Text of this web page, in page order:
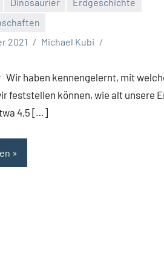
2021
Michael Kubi
haben kennengelernt, mit
feststellen können, wie alt unsere
4,5 […]